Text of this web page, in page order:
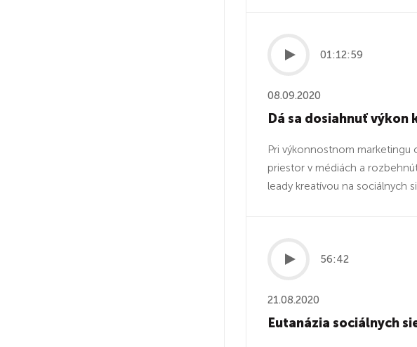
01:12:59
08.09.2020
Dá sa dosiahnuť
Pri výkonnostnom marketingu
priestor v médiách a
leady kreatívou na sociálnych
56:42
21.08.2020
Eutanázia sociálnych